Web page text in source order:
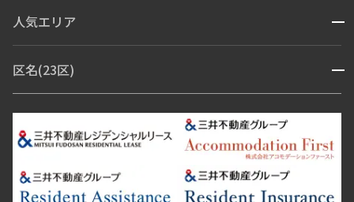
ブランドマンション
人気エリア 開閉
青山・表参道・原宿
市ヶ谷・神楽坂・飯田橋
三田・芝・浜松町
芝浦・汐留・品川
月島・勝どき・豊洲
本郷・春日・小石川
目白・高田馬場・早稲田
池尻大橋・三軒茶屋
祐天寺・学芸大学・自由が丘
区名(23区) 開閉
江東区 台東区 墨田区
中野区
豊島区
杉並区 板橋区 練馬区 荒川区
足立区
葛飾区
江戸川区